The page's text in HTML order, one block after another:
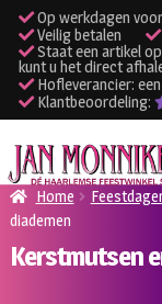
Op werkdagen
Veilig betalen
Staat een artikel
kunt u het direct
Hofleverancier:
Klantbeoordeling:
Ga
door
naar
navigatie
Ga
naar
de
inhoudVerhuur
Home
diademen
Kerstmutsen